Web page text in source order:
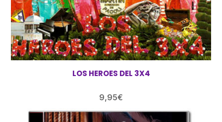
LOS HEROES DEL 3X4
9,95€